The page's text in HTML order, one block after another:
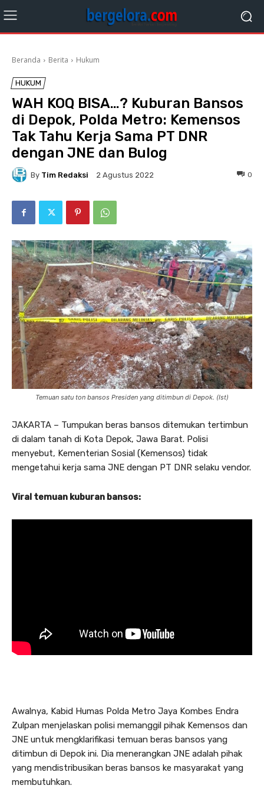
Beranda Berita Hukum
HUKUM
WAH KOQ BISA…? Kuburan Bansos
di Depok, Polda Metro: Kemensos
Tak Tahu Kerja Sama PT DNR
dengan JNE dan Bulog
By Tim Redaksi 2 Agustus 2022 0
Temuan satu ton bansos Presiden yang ditimbun di Depok. (Ist)
JAKARTA – Tumpukan beras bansos ditemukan tertimbun
di dalam tanah di Kota Depok, Jawa Barat. Polisi
menyebut, Kementerian Sosial (Kemensos) tidak
mengetahui kerja sama JNE dengan PT DNR selaku vendor.
Viral temuan kuburan bansos:
Awalnya, Kabid Humas Polda Metro Jaya Kombes Endra
Zulpan menjelaskan polisi memanggil pihak Kemensos dan
JNE untuk mengklarifikasi temuan beras bansos yang
ditimbun di Depok ini. Dia menerangkan JNE adalah pihak
yang mendistribusikan beras bansos ke masyarakat yang
membutuhkan.